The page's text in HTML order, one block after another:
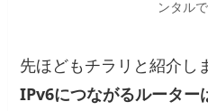
ンタル
先ほどもチラリと紹介し
IPv6につながるルーター